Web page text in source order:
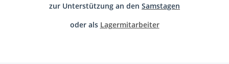
zur Unterstützung an den Samstagen
oder als Lagermitarbeiter